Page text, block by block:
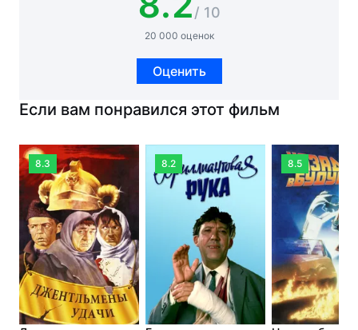
/ 10
20 000 оценок
Оценить
Если вам понравился этот фильм
8.3 8.2 8.5